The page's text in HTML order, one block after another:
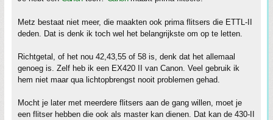
Metz bestaat niet meer, die maakten ook prima flitsers die ETTL-II
deden. Dat is denk ik toch wel het belangrijkste om op te letten.
Richtgetal, of het nou 42,43,55 of 58 is, denk dat het allemaal
genoeg is. Zelf heb ik een EX420 II van Canon. Veel gebruik ik
hem niet maar qua lichtopbrengst nooit problemen gehad.
Mocht je later met meerdere flitsers aan de gang willen, moet je
een flitser hebben die ook als master kan dienen. Dat kan de 430-II